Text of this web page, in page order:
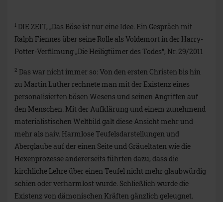
1 DIE ZEIT, „Das Böse ist nur eine Idee. Ein Gespräch mit
Ralph Fiennes über seine Rolle als Voldemort in der Harry-
Potter-Verfilmung „Die Heiligtümer des Todes“, Nr. 29/2011
2 Das war nicht immer so: Von den ersten Christen bis hin
zu Martin Luther rechnete man mit der Existenz eines
personalisierten bösen Wesens und seinen Angriffen auf
den Menschen. Mit der Aufklärung und einem zunehmend
materialistischen Weltbild galt diese Ansicht mehr und
mehr als naiv. Harmlose Teufelsdarstellungen und
Aberglaube auf der einen Seite und Gräueltaten wie die
Hexenprozesse andererseits führten dazu, dass die
kirchliche Lehre über einen Teufel nicht mehr glaubwürdig
schien oder verharmlost wurde. Schließlich wurde die
Existenz von dämonischen Kräften gänzlich geleugnet.